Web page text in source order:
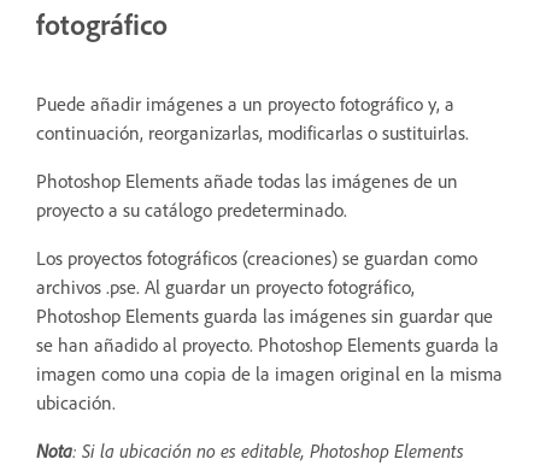
fotográfico
Puede añadir imágenes a un proyecto fotográfico y, a
continuación, reorganizarlas, modificarlas o sustituirlas.
Photoshop Elements añade todas las imágenes de un
proyecto a su catálogo predeterminado.
Los proyectos fotográficos (creaciones) se guardan como
archivos .pse. Al guardar un proyecto fotográfico,
Photoshop Elements guarda las imágenes sin guardar que
se han añadido al proyecto. Photoshop Elements guarda la
imagen como una copia de la imagen original en la misma
ubicación.
Nota: Si la ubicación no es editable, Photoshop Elements